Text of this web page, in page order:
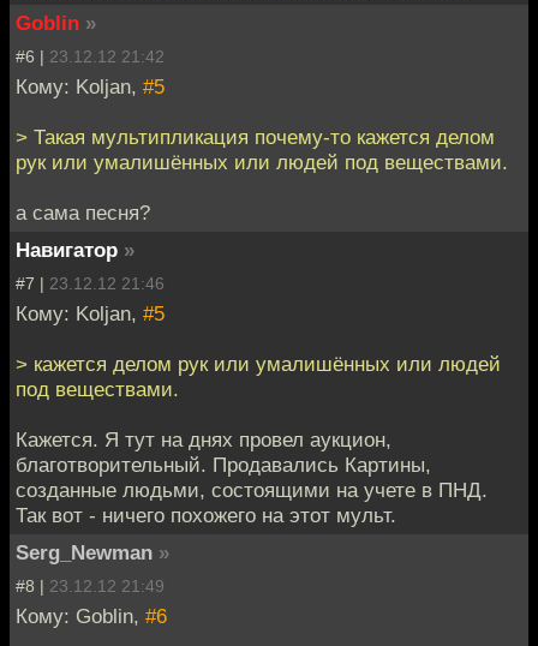
Goblin »
#6 | 23.12.12 21:42
Кому: Koljan, #5
> Такая мультипликация почему-то кажется делом
рук или умалишённых или людей под веществами.
а сама песня?
Навигатор »
#7 | 23.12.12 21:46
Кому: Koljan, #5
> кажется делом рук или умалишённых или людей
под веществами.
Кажется. Я тут на днях провел аукцион,
благотворительный. Продавались Картины,
созданные людьми, состоящими на учете в ПНД.
Так вот - ничего похожего на этот мульт.
Serg_Newman »
#8 | 23.12.12 21:49
Кому: Goblin, #6